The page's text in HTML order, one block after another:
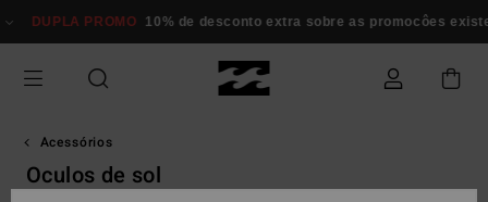
para
seleção
10% de desconto extra sobre as promocôes existentes*
Acessórios
Oculos de sol